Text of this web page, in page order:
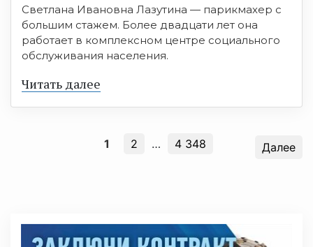
Светлана Ивановна Лазутина — парикмахер с
большим стажем. Более двадцати лет она
работает в комплексном центре социального
обслуживания населения.
Читать далее
1 2 … 4 348 Далее